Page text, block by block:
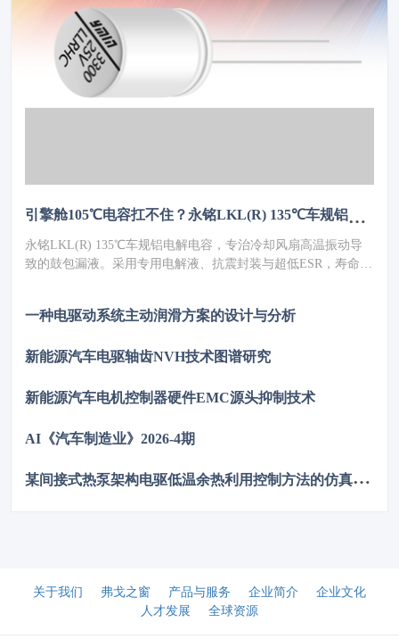
引擎舱105℃电容扛不住？永铭LKL(R) 135℃车规铝电解电容，破解冷却风扇高温振动失效难题
永铭LKL(R) 135℃车规铝电解电容，专治冷却风扇高温振动导
致的鼓包漏液。采用专用电解液、抗震封装与超低ESR，寿命超
近零，全生命周期成本优势显著，助力国产化替代。
一种电驱动系统主动润滑方案的设计与分析
新能源汽车电驱轴齿NVH技术图谱研究
新能源汽车电机控制器硬件EMC源头抑制技术
AI《汽车制造业》2026-4期
某
间接式热泵架构电驱低温余热利用控制方法的仿真优化研究
关于我们 弗戈之窗 产品与服务 企业简介
企业文化
人才发展
全球资源